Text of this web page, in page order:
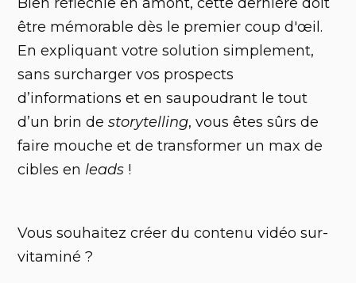
être mémorable dès le premier coup d'œil.
En expliquant votre solution simplement,
sans surcharger vos prospects
d’informations et en saupoudrant le tout
d’un brin destorytelling, vous êtes sûrs de
faire mouche et de transformer un max de
cibles en leads !
Vous souhaitez créer du contenu vidéo sur-
vitaminé ?